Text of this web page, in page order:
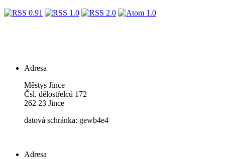
Adresa
Městys Jince
Čsl. dělostřelců 172
262 23 Jince
datová schránka: gewb4e4
Adresa